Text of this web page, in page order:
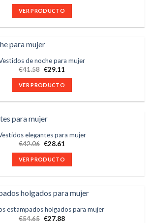
VER PRODUCTO
de noche para mujer
€41.58 €29.11
VER PRODUCTO
elegantes para mujer
€42.06 €28.61
VER PRODUCTO
estampados holgados para mujer
€54.65 €27.88